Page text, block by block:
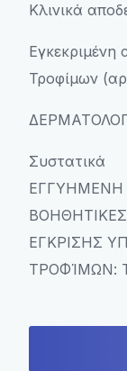
Κλινικά
Τροφίμων
Συστατικά
ΕΓΓΥΗΜΕΝΗ
ΕΓΚΡΙΣΗΣ
ΤΡΟΦΊΜΩΝ: